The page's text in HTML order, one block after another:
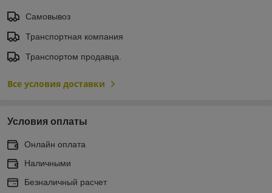
Самовывоз
Транспортная компания
Транспортом продавца.
Все условия доставки
Условия оплаты
Онлайн оплата
Наличными
Безналичный расчет